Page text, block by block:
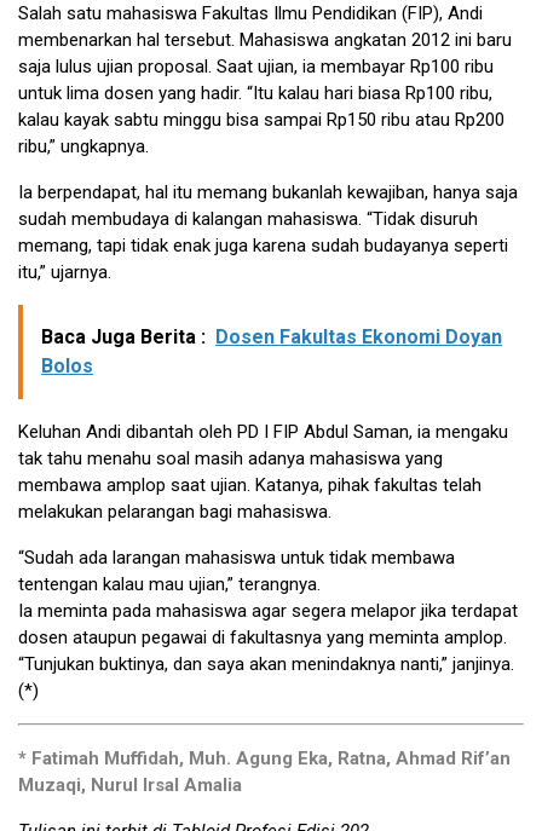
Salah satu mahasiswa Fakultas Ilmu Pendidikan (FIP), Andi
membenarkan hal tersebut. Mahasiswa angkatan 2012 ini baru
saja lulus ujian proposal. Saat ujian, ia membayar Rp100 ribu
untuk lima dosen yang hadir. “Itu kalau hari biasa Rp100 ribu,
kalau kayak sabtu minggu bisa sampai Rp150 ribu atau Rp200
ribu,” ungkapnya.
Ia berpendapat, hal itu memang bukanlah kewajiban, hanya saja
sudah membudaya di kalangan mahasiswa. “Tidak disuruh
memang, tapi tidak enak juga karena sudah budayanya seperti
itu,” ujarnya.
Baca Juga Berita : Dosen Fakultas Ekonomi Doyan
Bolos
Keluhan Andi dibantah oleh PD I FIP Abdul Saman, ia mengaku
tak tahu menahu soal masih adanya mahasiswa yang
membawa amplop saat ujian. Katanya, pihak fakultas telah
melakukan pelarangan bagi mahasiswa.
“Sudah ada larangan mahasiswa untuk tidak membawa
tentengan kalau mau ujian,” terangnya.
Ia meminta pada mahasiswa agar segera melapor jika terdapat
dosen ataupun pegawai di fakultasnya yang meminta amplop.
“Tunjukan buktinya, dan saya akan menindaknya nanti,” janjinya.
(*)
* Fatimah Muffidah, Muh. Agung Eka, Ratna, Ahmad Rif’an
Muzaqi, Nurul Irsal Amalia